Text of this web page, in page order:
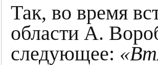
Так, во время
области А.
следующее: